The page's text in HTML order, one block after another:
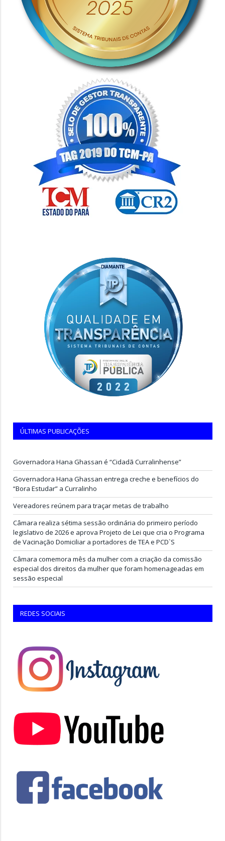
ÚLTIMAS PUBLICAÇÕES
Governadora Hana Ghassan é “Cidadã Curralinhense”
Governadora Hana Ghassan entrega creche e benefícios do
“Bora Estudar” a Curralinho
Vereadores reúnem para traçar metas de trabalho
Câmara realiza sétima sessão ordinária do primeiro período
legislativo de 2026 e aprova Projeto de Lei que cria o Programa
de Vacinação Domiciliar a portadores de TEA e PCD`S
Câmara comemora mês da mulher com a criação da comissão
especial dos direitos da mulher que foram homenageadas em
sessão especial
REDES SOCIAIS